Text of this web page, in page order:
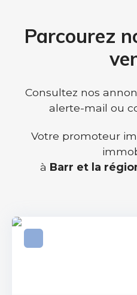
Parcourez
Consultez nos
alerte-mail ou
Votre promoteur
à Barr et la